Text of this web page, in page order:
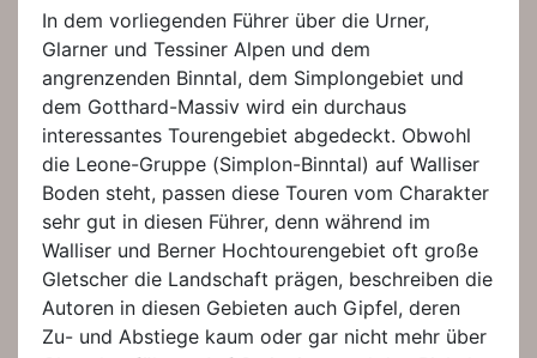
In dem vorliegenden Führer über die Urner,
Glarner und Tessiner Alpen und dem
angrenzenden Binntal, dem Simplongebiet und
dem Gotthard-Massiv wird ein durchaus
interessantes Tourengebiet abgedeckt. Obwohl
die Leone-Gruppe (Simplon-Binntal) auf Walliser
Boden steht, passen diese Touren vom Charakter
sehr gut in diesen Führer, denn während im
Walliser und Berner Hochtourengebiet oft große
Gletscher die Landschaft prägen, beschreiben die
Autoren in diesen Gebieten auch Gipfel, deren
Zu- und Abstiege kaum oder gar nicht mehr über